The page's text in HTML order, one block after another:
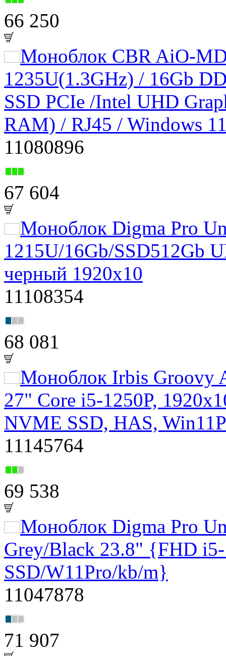
66 250
Моноблок CBR AiO-
1235U(1.3GHz) / 16Gb
SSD PCIe /Intel UHD
RAM) / RJ45 / Windows
11080896
67 604
Моноблок Digma Pro
1215U/16Gb/SSD512Gb
черный 1920x10
11108354
68 081
Моноблок Irbis Groovy
27" Core i5-1250P,
NVME SSD, HAS,
11145764
69 538
Моноблок Digma Pro
Grey/Black 23.8" {FHD
SSD/W11Pro/kb/m}
11047878
71 907